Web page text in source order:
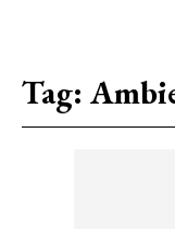
Tag: